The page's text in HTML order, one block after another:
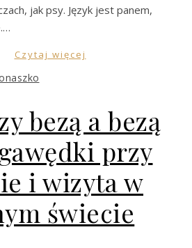
jak psy. Język jest panem,
Czytaj więcej
bezą a bezą
przy
i wizyta w
świecie